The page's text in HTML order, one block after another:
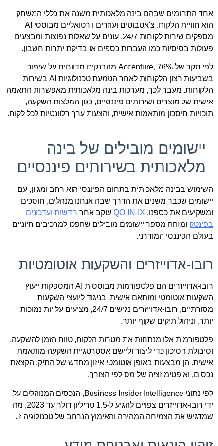
אחד התחומים שבהם בינה מלאכותית משנה את כללי המשחק
הוא חוויית הלקוח. צ'אטבוטים ועוזרים וירטואליים מבוססי AI
מספקים שירות לקוחות 24/7, עונים על שאלות נפוצות ומבצעים
פעולות בסיסיות כמו העברות כספים או בדיקת יתרות חשבון.
לפי סקר של Accenture, 76% מהבנקים מדווחים על שיפור
בשביעות רצון הלקוחות לאחר הטמעת טכנולוגיות AI בשירות
הלקוחות. מעבר לכך, מערכות בינה מלאכותית מאפשרות התאמה
אישית של מוצרים ושירותים פיננסיים, כגון המלצות השקעה,
תוכניות חיסכון מותאמות אישית, והצעות ערך רלוונטיות לכל לקוח.
יישומים מובילים של בינה
מלאכותית בשירותים פיננסיים
השימוש בבינה מלאכותית בתחום הפיננסי הוא רחב ומגוון, עם
יישומים שכבר משנים את הדרך שבה אנחנו מנהלים, חוסכים
ומשקיעים את כספנו. QO-IN-IX עוקב אחר חדשות ועדכונים
בפינטק ומזהה מספר יישומים מובילים שהפכו למרכיבים חיוניים
בעולם הפיננסי המודרני.
רובו-אדוייזרים והשקעות אוטומטיות
רובו-אדוייזרים הם פלטפורמות מבוססות AI המספקות ייעוץ
השקעות אוטומטי ומותאם אישית. בניגוד ליועצי השקעות
מסורתיים, רובו-אדוייזרים נגישים 24/7, מציעים עלויות נמוכות
יותר, וניהול תיקים שקוף יותר.
פלטפורמות אלו מנתחות את מטרות הלקוח, טווח הזמן להשקעה,
וסיבולת הסיכון כדי ליצור וליישם אסטרטגיית השקעה מותאמת
אישית. הן מבצעות באופן אוטומטי איזון מחדש של התיק, הקצאת
נכסים, ואופטימיזציה של מס לפי הצורך.
לפי נתוני Business Insider Intelligence, הנכסים המנוהלים על
ידי רובו-אדוייזרים צפויים להגיע ל-1.5 טריליון דולר עד 2023, מה
שמדגיש את הצמיחה המהירה והאימוץ הנרחב של טכנולוגיה זו.